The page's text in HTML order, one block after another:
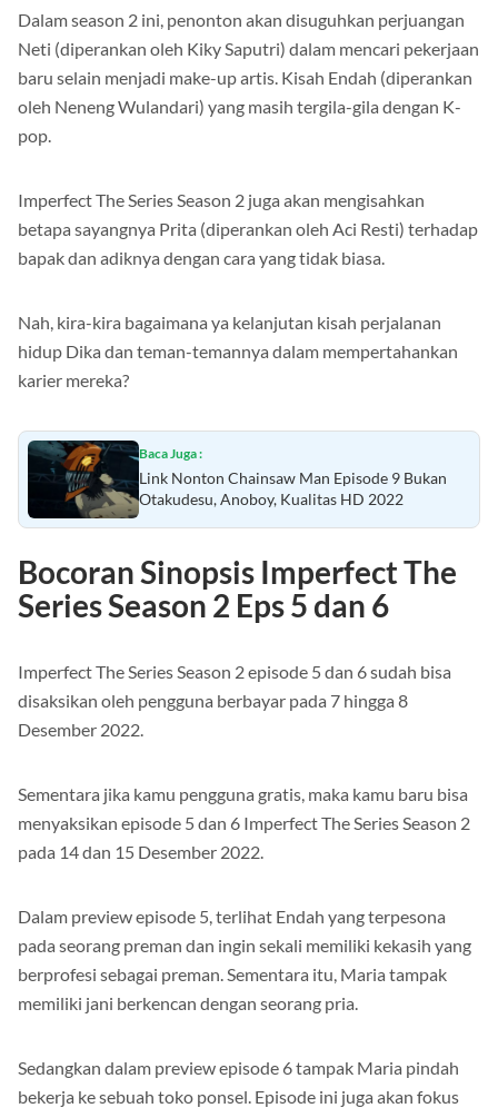
Dalam season 2 ini, penonton akan disuguhkan perjuangan
Neti (diperankan oleh Kiky Saputri) dalam mencari pekerjaan
baru selain menjadi make-up artis. Kisah Endah (diperankan
oleh Neneng Wulandari) yang masih tergila-gila dengan K-
pop.
Imperfect The Series Season 2 juga akan mengisahkan
betapa sayangnya Prita (diperankan oleh Aci Resti) terhadap
bapak dan adiknya dengan cara yang tidak biasa.
Nah, kira-kira bagaimana ya kelanjutan kisah perjalanan
hidup Dika dan teman-temannya dalam mempertahankan
karier mereka?
Baca Juga :
Link Nonton Chainsaw Man Episode 9 Bukan
Otakudesu, Anoboy, Kualitas HD 2022
Bocoran Sinopsis Imperfect The
Series Season 2 Eps 5 dan 6
Imperfect The Series Season 2 episode 5 dan 6 sudah bisa
disaksikan oleh pengguna berbayar pada 7 hingga 8
Desember 2022.
Sementara jika kamu pengguna gratis, maka kamu baru bisa
menyaksikan episode 5 dan 6 Imperfect The Series Season 2
pada 14 dan 15 Desember 2022.
Dalam preview episode 5, terlihat Endah yang terpesona
pada seorang preman dan ingin sekali memiliki kekasih yang
berprofesi sebagai preman. Sementara itu, Maria tampak
memiliki jani berkencan dengan seorang pria.
Sedangkan dalam preview episode 6 tampak Maria pindah
bekerja ke sebuah toko ponsel. Episode ini juga akan fokus